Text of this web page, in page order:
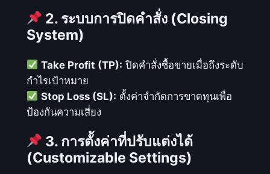
วิ
เ
ร
า
ะ
ห์
ด
ก
2. ระบบการปิดคำสั่ง (Closing
System)
Take Profit (TP): ปิดคำสั่งซื้อขายเมื่อถึงระดับ
กำไรเป้าหมาย
Stop Loss (SL): ตั้งค่าจำกัดการขาดทุนเพื่อ
ป้องกันความเสี่ยง
3. การตั้งค่าที่ปรับแต่งได้
(Customizable Settings)